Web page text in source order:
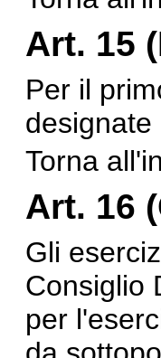
Art. 15 (
Per il
designate
Torna
Art. 16 (
Gli
Consiglio
per